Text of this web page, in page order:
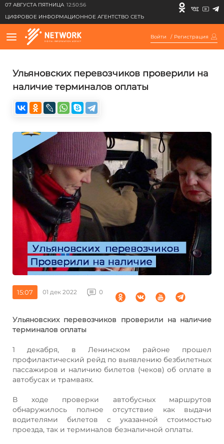
07 АВГУСТА ПЯТНИЦА 12:50:56
ЦИФРОВОЕ ИНФОРМАЦИОННОЕ АГЕНТСТВО СЕТЬ
Войти / Регистрация
Ульяновских перевозчиков проверили на
наличие терминалов оплаты
15:07 01 дек 2022 0
Ульяновских перевозчиков проверили на наличие
терминалов оплаты
1 декабря, в Ленинском районе прошел
профилактический рейд по выявлению безбилетных
пассажиров и наличию билетов (чеков) об оплате в
автобусах и трамваях.
В ходе проверки автобусных маршрутов
обнаружилось полное отсутствие как выдачи
водителями билетов с указанной стоимостью
проезда, так и терминалов безналичной оплаты.